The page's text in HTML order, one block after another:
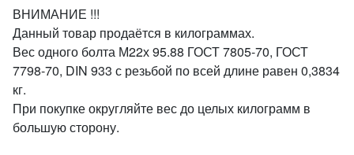
ВНИМАНИЕ !!!
Данный товар продаётся в килограммах.
Вес одного болта М22х 95.88 ГОСТ 7805-70, ГОСТ
7798-70, DIN 933 с резьбой по всей длине равен 0,3834
кг.
При покупке округляйте вес до целых килограмм в
большую сторону.